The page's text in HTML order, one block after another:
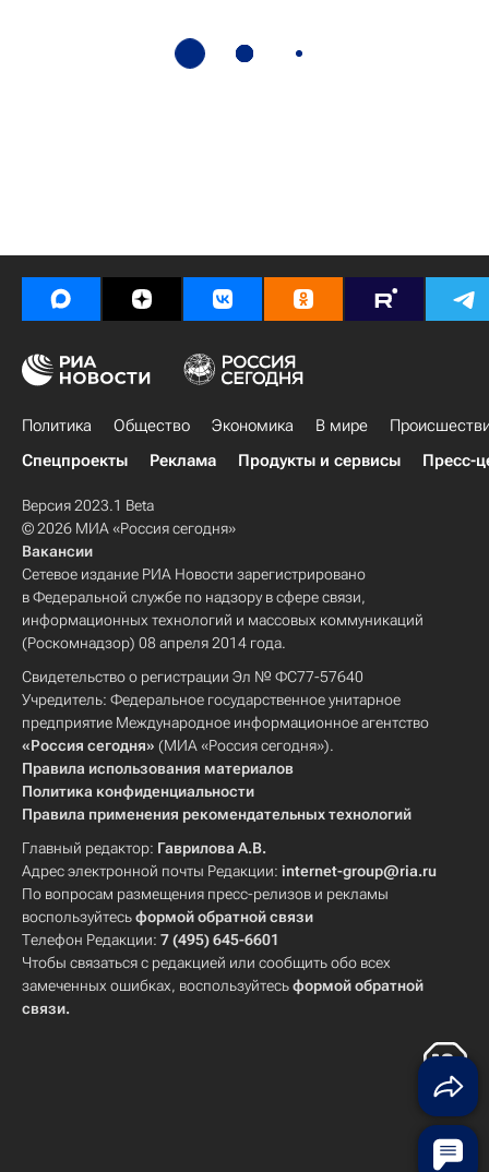
Политика Общество Экономика В мире
Спецпроекты
Реклама Продукты и сервисы Пресс-
Версия 2023.1 Beta
© 2026 МИА «Россия сегодня»
Вакансии
Сетевое издание РИА Новости зарегистрировано
в Федеральной службе по надзору в сфере связи,
информационных технологий и массовых коммуникаций
(Роскомнадзор) 08 апреля 2014 года.
Свидетельство о регистрации Эл № ФС77-57640
Учредитель: Федеральное государственное унитарное
предприятие Международное информационное агентство
«Россия сегодня» (МИА «Россия сегодня»).
Правила использования материалов
Политика конфиденциальности
Правила применения рекомендательных технологий
Главный редактор: Гаврилова А.В.
Адрес электронной почты Редакции: internet-group@ria.ru
По вопросам размещения пресс-релизов и рекламы
воспользуйтесьформой обратной связи
Телефон Редакции: 7 (495) 645-6601
Чтобы связаться с редакцией или сообщить обо всех
замеченных ошибках, воспользуйтесьформой обратной
связи.